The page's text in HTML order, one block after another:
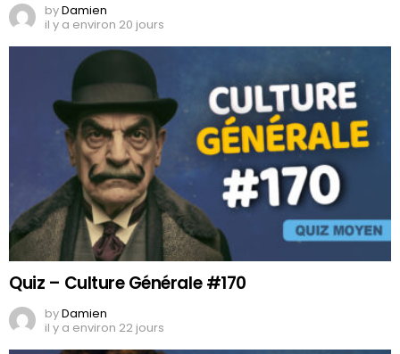
byDamien
il y a environ 20 jours
Quiz – Culture Générale #170
byDamien
il y a environ 22 jours